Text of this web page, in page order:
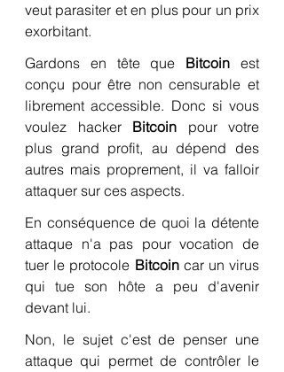
veut parasiter et en plus pour un prix
exorbitant.
Gardons en tête que Bitcoin est
conçu pour être non censurable et
librement accessible. Donc si vous
voulez hacker Bitcoin pour votre
plus grand profit, au dépend des
autres mais proprement, il va falloir
attaquer sur ces aspects.
En conséquence de quoi la détente
attaque n'a pas pour vocation de
tuer le protocole Bitcoin car un virus
qui tue son hôte a peu d'avenir
devant lui.
Non, le sujet c'est de penser une
attaque qui permet de contrôler le